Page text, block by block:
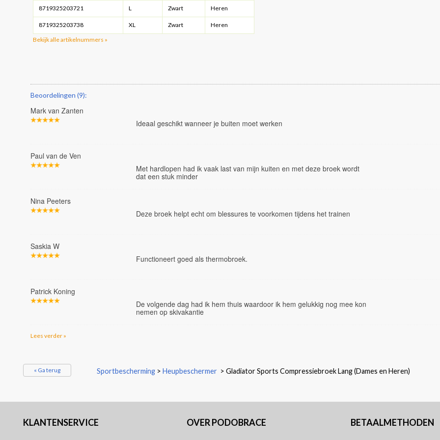
8719325203721 L Zwart Heren
8719325203738 XL Zwart
Heren
Bekijk alle artikelnummers »
Beoordelingen (9):
Mark van Zanten
Ideaal geschikt wanneer je buiten moet werken
Paul van de Ven
Met hardlopen had ik vaak last van mijn kuiten en met deze broek wordt
dat een stuk minder
Nina Peeters
Deze broek helpt echt om blessures te voorkomen tijdens het trainen
Saskia W
Functioneert goed als thermobroek.
Patrick Koning
De volgende dag had ik hem thuis waardoor ik hem gelukkig nog mee kon
nemen op skivakantie
Lees verder »
« Ga terug Sportbescherming > Heupbeschermer > Gladiator Sports Compressiebroek Lang (Dames en Heren)
KLANTENSERVICE OVER PODOBRACE BETAALMETHODEN